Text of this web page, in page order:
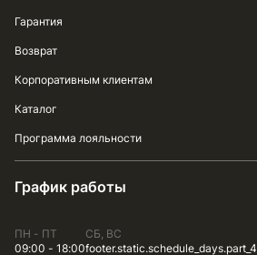
Гарантия
Возврат
Корпоративным клиентам
Каталог
Программа лояльности
График работы
ПН - ПТ
09:00 - 18:00
СБ, ВС
footer.static.schedule_days.part_4